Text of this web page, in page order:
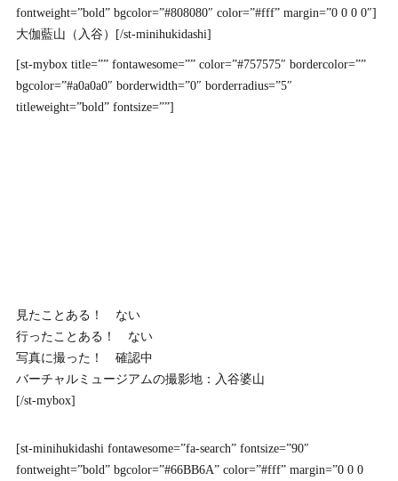
fontweight=”bold” bgcolor=”#808080″ color=”#fff” margin=”0 0 0 0″]
大伽藍山（入谷）[/st-minihukidashi]
[st-mybox title=”” fontawesome=”” color=”#757575″ bordercolor=””
bgcolor=”#a0a0a0″ borderwidth=”0″ borderradius=”5″
titleweight=”bold” fontsize=””]
見たことある！ ない
行ったことある！ ない
写真に撮った！ 確認中
バーチャルミュージアムの撮影地：入谷婆山
[/st-mybox]
[st-minihukidashi fontawesome=”fa-search” fontsize=”90″
fontweight=”bold” bgcolor=”#66BB6A” color=”#fff” margin=”0 0 0